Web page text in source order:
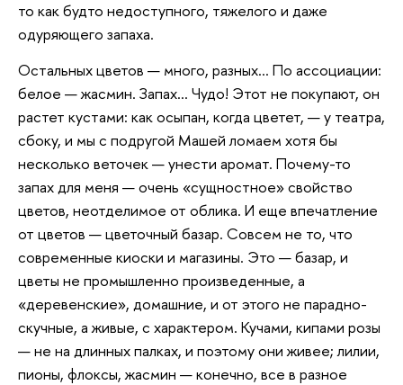
то как будто недоступного, тяжелого и даже
одуряющего запаха.
Остальных цветов — много, разных… По ассоциации:
белое — жасмин. Запах… Чудо! Этот не покупают, он
растет кустами: как осыпан, когда цветет, — у театра,
сбоку, и мы с подругой Машей ломаем хотя бы
несколько веточек — унести аромат. Почему-то
запах для меня — очень «сущностное» свойство
цветов, неотделимое от облика. И еще впечатление
от цветов — цветочный базар. Совсем не то, что
современные киоски и магазины. Это — базар, и
цветы не промышленно произведенные, а
«деревенские», домашние, и от этого не парадно-
скучные, а живые, с характером. Кучами, кипами розы
— не на длинных палках, и поэтому они живее; лилии,
пионы, флоксы, жасмин — конечно, все в разное